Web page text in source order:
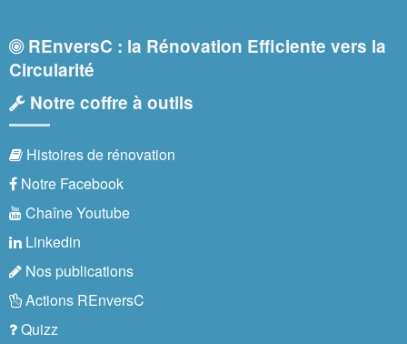
REnversC : la Rénovation Efficiente vers la
Circularité
Notre coffre à outils
Histoires de rénovation
Notre Facebook
Chaîne Youtube
Linkedin
Nos publications
Actions REnversC
Quizz